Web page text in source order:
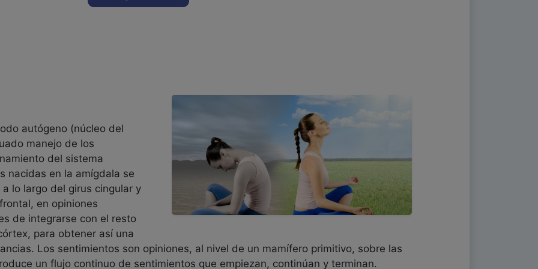
autógeno (núcleo del
manejo de los
del sistema
nacidas en la amígdala se
lo largo del girus cingular y
en opiniones
de integrarse con el resto
para obtener así una
Los sentimientos son opiniones, al nivel de un mamífero primitivo, sobre las
un flujo continuo de sentimientos que empiezan, continúan y terminan.